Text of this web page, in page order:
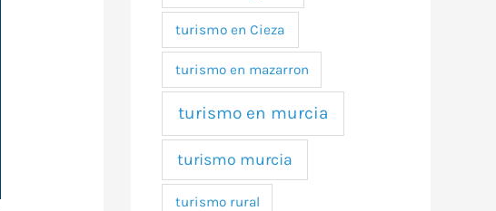
turismo en Cieza
turismo en mazarron
turismo en murcia
turismo murcia
turismo rural